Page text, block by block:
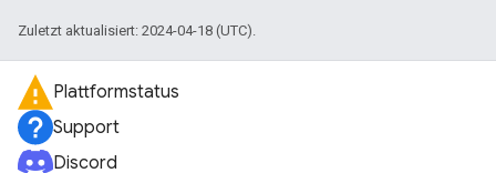
Zuletzt aktualisiert: 2024-04-18 (UTC).
Plattformstatus
Support
Discord